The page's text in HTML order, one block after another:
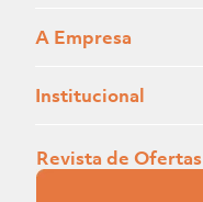
A Empresa
Institucional
Revista de Ofertas